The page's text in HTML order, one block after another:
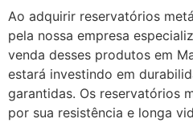
Ao adquirir reservatórios
pela nossa empresa
venda desses produtos em
estará investindo em
garantidas. Os reservatórios
por sua resistência e longa